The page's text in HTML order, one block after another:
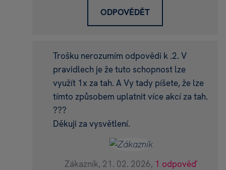
ODPOVĚDĚT
Trošku nerozumím odpovědi k .2. V
pravidlech je že tuto schopnost lze
využít 1x za tah. A Vy tady píšete, že lze
tímto způsobem uplatnit více akcí za tah.
???
Děkuji za vysvětlení.
Zákazník, 21. 02. 2026, 1 odpověď